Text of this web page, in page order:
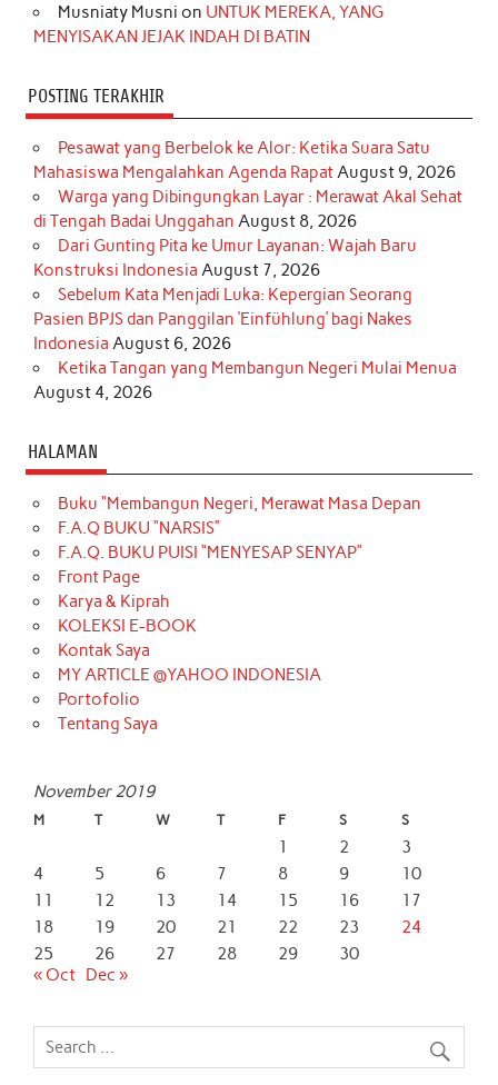
Musniaty Musni on UNTUK MEREKA, YANG
MENYISAKAN JEJAK INDAH DI BATIN
POSTING TERAKHIR
Pesawat yang Berbelok ke Alor: Ketika Suara Satu
Mahasiswa Mengalahkan Agenda RapatAugust 9, 2026
Warga yang Dibingungkan Layar : Merawat Akal Sehat
di Tengah Badai Unggahan August 8, 2026
Dari Gunting Pita ke Umur Layanan: Wajah Baru
Konstruksi Indonesia August 7, 2026
Sebelum Kata Menjadi Luka: Kepergian Seorang
Pasien BPJS dan Panggilan ‘Einfühlung’ bagi Nakes
Indonesia August 6, 2026
Ketika Tangan yang Membangun Negeri Mulai Menua
August 4, 2026
HALAMAN
Buku “Membangun Negeri, Merawat Masa Depan
F.A.Q BUKU “NARSIS”
F.A.Q. BUKU PUISI “MENYESAP SENYAP”
Front Page
Karya & Kiprah
KOLEKSI E-BOOK
Kontak Saya
MY ARTICLE @YAHOO INDONESIA
Portofolio
Tentang Saya
November 2019
M T W T F S S
1 2
3
4
5 6 7 8 9
10
11
12 13 14 15 16
17
18
19 20 21 22 23
24
25
26 27 28 29
30
« Oct Dec »